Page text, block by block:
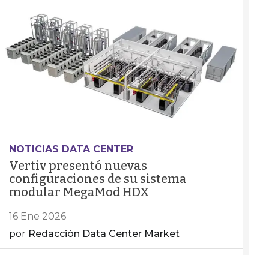
NOTICIAS DATA CENTER
Vertiv presentó nuevas
configuraciones de su sistema
modular MegaMod HDX
16 Ene 2026
por Redacción Data Center Market